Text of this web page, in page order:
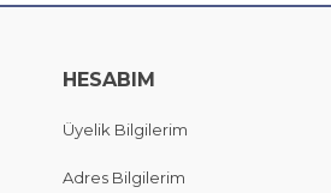
HESABIM
Üyelik Bilgilerim
Adres Bilgilerim